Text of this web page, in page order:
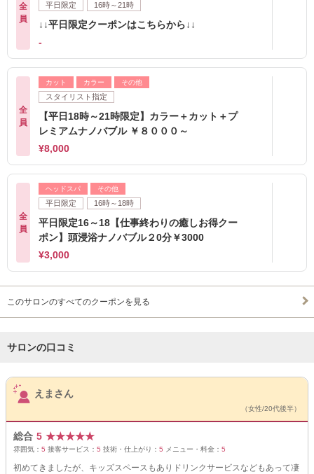
全
員
平日限定 16時～21時
↓↓平日限定クーポンはこちらから↓↓
-
全
員
カット カラー その他
スタイリスト指定
【平日18時～21時限定】カラー＋カット＋プ
レミアムナノバブル ￥８０００～
¥8,000
全
員
ヘッドスパ その他
平日限定 16時～18時
平日限定16～18【仕事終わりの癒しお得クー
ポン】頭浸浴ナノバブル２0分￥3000
¥3,000
このサロンのすべてのクーポンを見る
サロンの口コミ
サロンPick Up
えまさん
（女性/20代後半）
総合 5 ★★★★★
雰囲気： 5 接客サービス： 5 技術・仕上がり： 5 メニュー・料金： 5
初めてきましたが、キッズスペースもありドリンクサービスなどもあって凄